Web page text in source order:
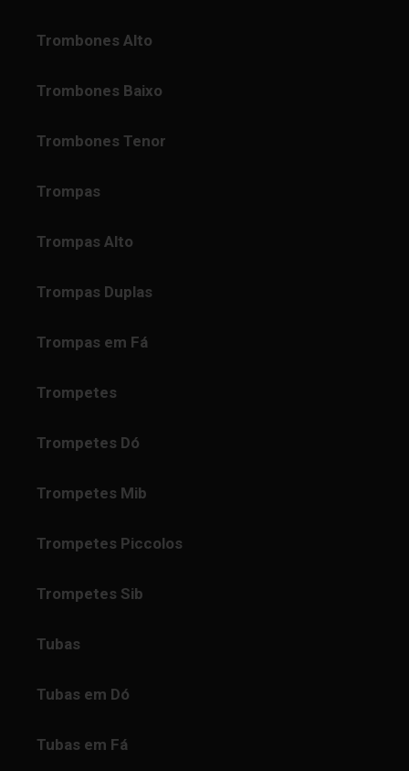
Trombones Alto
Trombones Baixo
Trombones Tenor
Trompas
Trompas Alto
Trompas Duplas
Trompas em Fá
Trompetes
Trompetes Dó
Trompetes Mib
Trompetes Piccolos
Trompetes Sib
Tubas
Tubas em Dó
Tubas em Fá